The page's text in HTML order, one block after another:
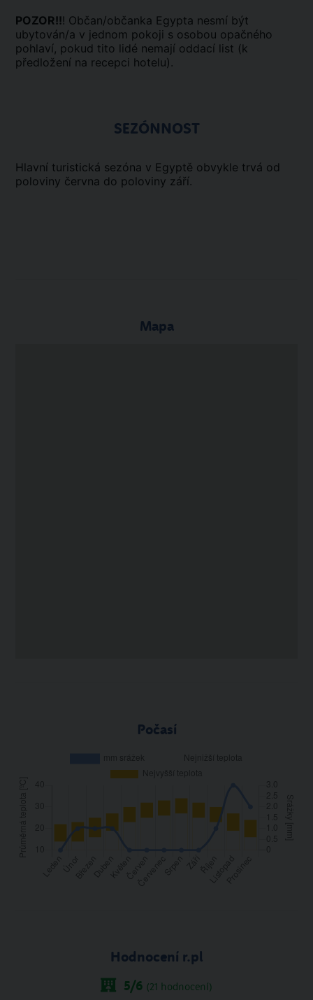
POZOR!!! Občan/občanka Egypta nesmí být
ubytován/a v jednom pokoji s osobou opačného
pohlaví, pokud tito lidé nemají oddací list (k
předložení na recepci hotelu).
SEZÓNNOST
Hlavní turistická sezóna v Egyptě obvykle trvá od
poloviny června do poloviny září.
Mapa
Počasí
Hodnocení r.pl
5/6 (21 hodnocení)